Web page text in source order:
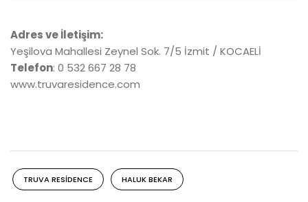
Adres ve İletişim:
Yeşilova Mahallesi Zeynel Sok. 7/5 İzmit / KOCAELİ
Telefon: 0 532 667 28 78
www.truvaresidence.com
TRUVA RESIDENCE HALUK BEKAR